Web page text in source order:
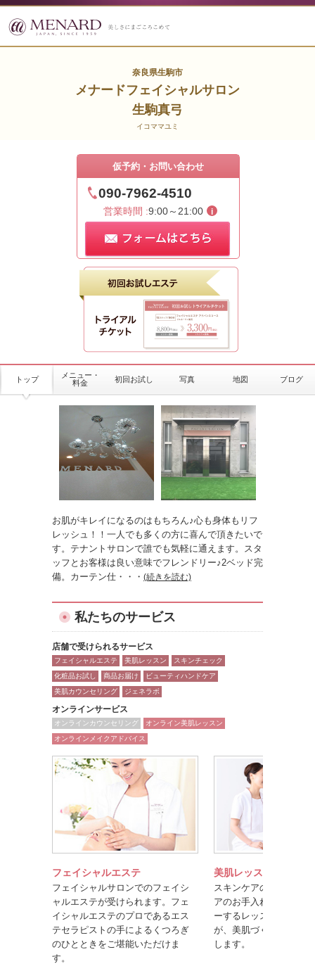
奈良県生駒市
メナードフェイシャルサロン
生駒真弓
イコママユミ
仮予約・お問い合わせ
090-7962-4510
営業時間 :9:00～21:00
トップ
メニュー・
料金
初回お試し 写真 地図 ブログ
お肌がキレイになるのはもちろん♪心も身体もリフ
レッシュ！！一人でも多くの方に喜んで頂きたいで
す。テナントサロンで誰でも気軽に通えます。スタ
ッフとお客様は良い意味でフレンドリー♪2ベッド完
備。カーテン仕 ・・・ (続きを読む)
私たちのサービス
店舗で受けられるサービス
フェイシャルエステ 美肌レッスン
スキンチェック
化粧品お試し
商品お届け
ビューティハンドケア
美肌カウンセリング
ジェネラボ
オンラインサービス
オンラインカウンセリング
オンライン美肌レッスン
オンラインメイクアドバイス
フェイシャルエステ
フェイシャルサロンでのフェイシ
ャルエステが受けられます。フェ
イシャルエステのプロであるエス
テセラピストの手によるくつろぎ
のひとときをご堪能いただけま
す。
美肌レッスン
スキンケアのポイント
アのお手入れ方法を楽
ーするレッスンです。
が、美肌づくりのコツ
します。